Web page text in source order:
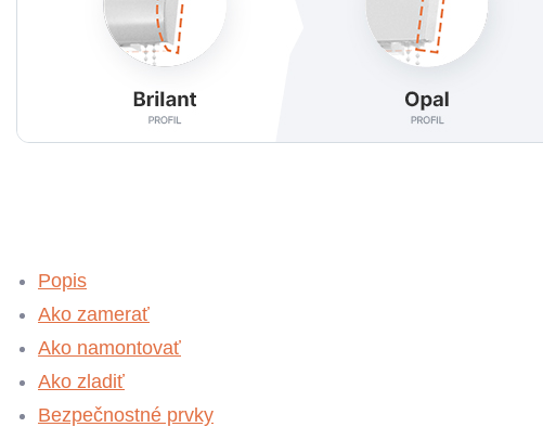
Popis
Ako zamerať
Ako namontovať
Ako zladiť
Bezpečnostné prvky